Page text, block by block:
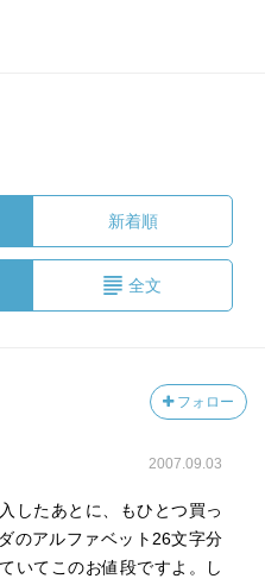
新着順
全文
フォロー
2007.09.03
したあとに、もひとつ買っ
のアルファベット26文字分
いてこのお値段ですよ。し